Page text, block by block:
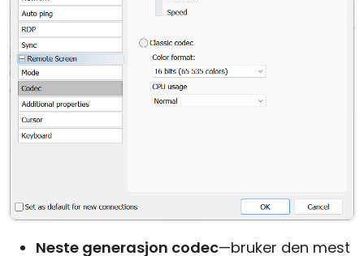
Neste generasjon codec—bruker den mest